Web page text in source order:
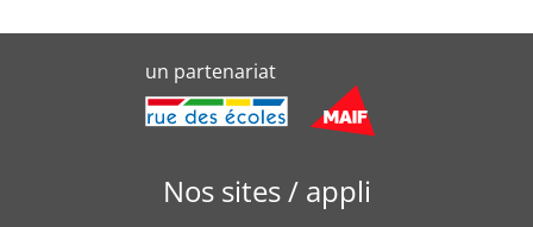
un partenariat
Nos sites / appli